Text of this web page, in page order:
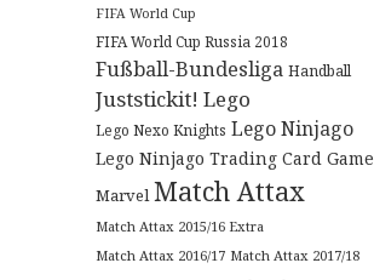
FIFA World Cup
FIFA World Cup Russia 2018
Fußball-Bundesliga Handball
Juststickit! Lego
Lego Nexo Knights Lego Ninjago
Lego Ninjago Trading Card Game
Marvel Match Attax
Match Attax 2015/16 Extra
Match Attax 2016/17 Match Attax 2017/18